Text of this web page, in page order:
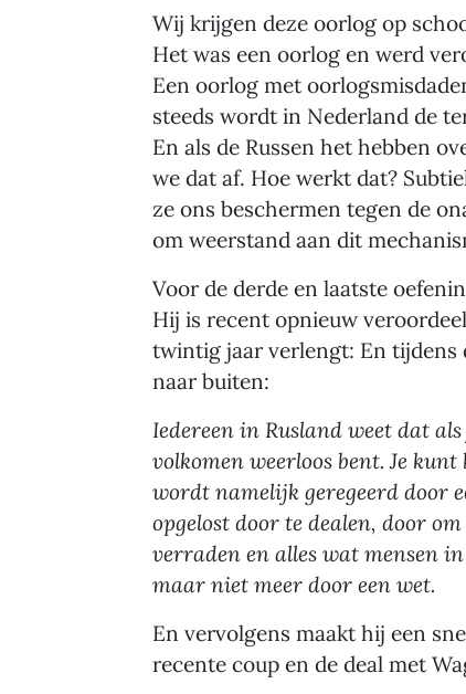
Wij krijgen deze oorlog op
Het was een oorlog en werd
Een oorlog met
steeds wordt in Nederland de
En als de Russen het hebben
we dat af. Hoe werkt dat?
ze ons beschermen tegen de
om weerstand aan dit
Voor de derde en laatste
Hij is recent opnieuw
twintig jaar verlengt: En
naar buiten:
Iedereen in Rusland weet dat
volkomen weerloos bent. Je
wordt namelijk geregeerd door
opgelost door te dealen, door
verraden en alles wat mensen
maar niet meer door een wet.
En vervolgens maakt hij een
recente coup en de deal met